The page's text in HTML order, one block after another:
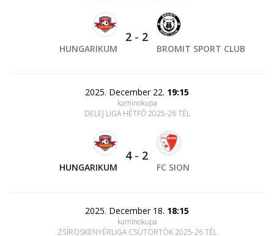
HUNGARIKUM
2 - 2
BROMIT SPORT CLUB
2025. December 22. 19:15
kaminokupa
DELEJ LIGA HÉTFŐ 2025-26 TÉL
HUNGARIKUM
4- 2
FC SION
2025. December 18. 18:15
kaminokupa
ZSÍROSKENYÉRLIGA CSÜTÖRTÖK 2025-26 TÉL